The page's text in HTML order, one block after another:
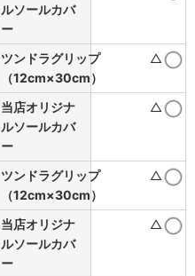
ルソールカバ
ー
ツンドラグリップ
（12cm×30cm）
△
当店オリジナ
ルソールカバ
ー
△
ツンドラグリップ
（12cm×30cm）
△
当店オリジナ
ルソールカバ
ー
△